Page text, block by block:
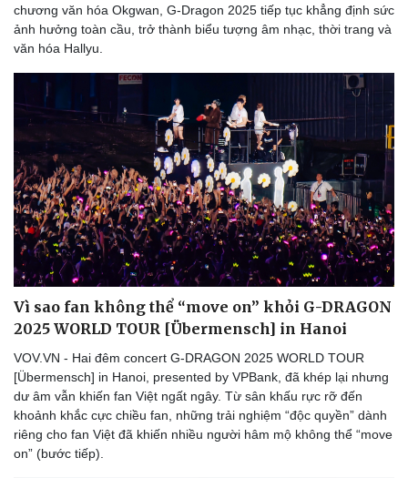
chương văn hóa Okgwan, G-Dragon 2025 tiếp tục khẳng định sức
ảnh hưởng toàn cầu, trở thành biểu tượng âm nhạc, thời trang và
văn hóa Hallyu.
Vì sao fan không thể “move on” khỏi G-DRAGON
2025 WORLD TOUR [Übermensch] in Hanoi
VOV.VN - Hai đêm concert G-DRAGON 2025 WORLD TOUR
[Übermensch] in Hanoi, presented by VPBank, đã khép lại nhưng
dư âm vẫn khiến fan Việt ngất ngây. Từ sân khấu rực rỡ đến
khoảnh khắc cực chiều fan, những trải nghiệm “độc quyền” dành
riêng cho fan Việt đã khiến nhiều người hâm mộ không thể “move
on” (bước tiếp).